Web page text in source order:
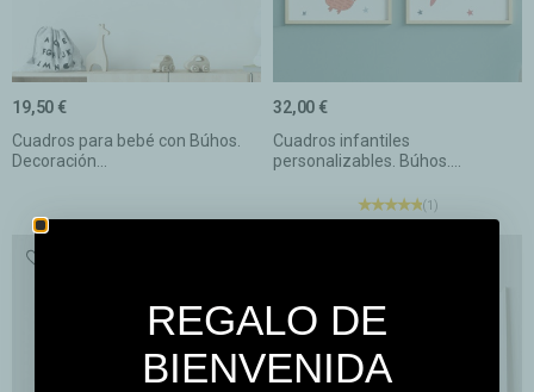
Cuadros para bebé con Búhos.
Decoración...
19,50 €
Cuadros infantiles
personalizables. Búhos....
32,00 €
(1)
REGALO DE
BIENVENIDA